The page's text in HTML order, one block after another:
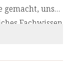
Bifido
gemacht, unser
Fachwissen
mit den